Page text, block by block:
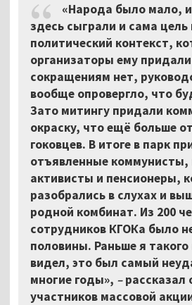
«Народа было мало,
здесь сыграли и сама
политический контекст,
организаторы ему
сокращениям нет,
вообще опровергло, что
Зато митингу придали
окраску, что ещё больше
гоковцев. В итоге в парк
отъявленные
активисты и пенсионеры,
разобрались в слухах и
родной комбинат. Из 200
сотрудников КГОКа было
половины. Раньше я такого
видел, это был самый
многие годы», –рассказал
участников массовой